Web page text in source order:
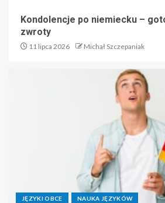
Kondolencje po niemiecku –
zwroty
11 lipca 2026 Michał Szczepaniak
JĘZYKI OBCE NAUKA JĘZYKÓW